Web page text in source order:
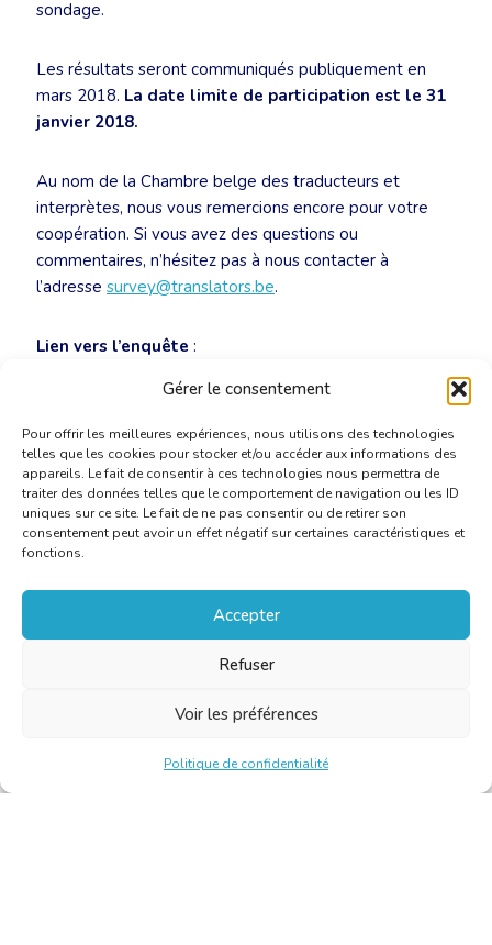
Gérer le consentement
Pour offrir les meilleures expériences, nous utilisons des technologies
telles que les cookies pour stocker et/ou accéder aux informations des
appareils. Le fait de consentir à ces technologies nous permettra de
traiter des données telles que le comportement de navigation ou les ID
uniques sur ce site. Le fait de ne pas consentir ou de retirer son
consentement peut avoir un effet négatif sur certaines caractéristiques et
fonctions.
Accepter
Refuser
Voir les préférences
Politique de confidentialité
sondage.
Les résultats seront communiqués publiquement en
mars 2018. La date limite de participation est le 31
janvier 2018.
Au nom de la Chambre belge des traducteurs et
interprètes, nous vous remercions encore pour votre
coopération. Si vous avez des questions ou
commentaires, n’hésitez pas à nous contacter à
l’adresse survey@translators.be.
Lien vers l’enquête :